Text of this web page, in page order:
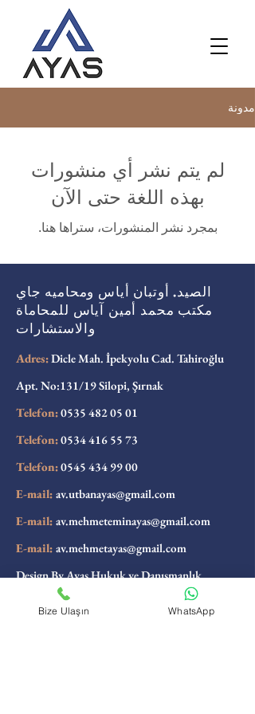
مدونة
لم يتم نشر أي منشورات
بهذه اللغة حتى الآن
بمجرد نشر المنشورات، ستراها هنا.
الصيد. أوتبان أياس ومحاميه جاي
مكتب محمد أمين آياس للمحاماة
والاستشارات
Adres:Dicle Mah. İpekyolu Cad. Tahiroğlu
Apt. No:131/19 Silopi, Şırnak
Telefon:0535 482 05 01
Telefon:0534 416 55 73
Telefon:0545 434 99 00
E-mail: av.utbanayas@gmail.com
E-mail: av.mehmeteminayas@gmail.com
E-mail: av.mehmetayas@gmail.com
Design By Ayas Hukuk ve Danışmanlık
Yasal Uyarılar
Çerez Politikası
Bize Ulaşın WhatsApp